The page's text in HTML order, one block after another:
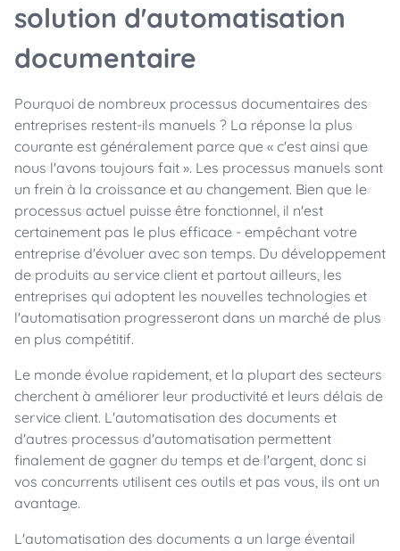
solution d'automatisation
documentaire
Pourquoi de nombreux processus documentaires des
entreprises restent-ils manuels ? La réponse la plus
courante est généralement parce que « c'est ainsi que
nous l'avons toujours fait ». Les processus manuels sont
un frein à la croissance et au changement. Bien que le
processus actuel puisse être fonctionnel, il n'est
certainement pas le plus efficace - empêchant votre
entreprise d'évoluer avec son temps. Du développement
de produits au service client et partout ailleurs, les
entreprises qui adoptent les nouvelles technologies et
l'automatisation progresseront dans un marché de plus
en plus compétitif.
Le monde évolue rapidement, et la plupart des secteurs
cherchent à améliorer leur productivité et leurs délais de
service client. L'automatisation des documents et
d'autres processus d'automatisation permettent
finalement de gagner du temps et de l'argent, donc si
vos concurrents utilisent ces outils et pas vous, ils ont un
avantage.
L'automatisation des documents a un large éventail